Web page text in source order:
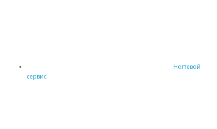
Ногтевой
сервис